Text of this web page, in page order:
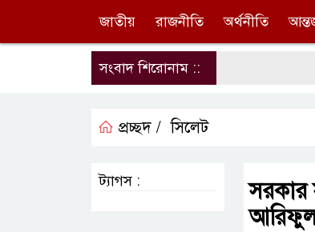
জাতীয় রাজনীতি অর্থনীতি
সংবাদ শিরোনাম ::
প্রচ্ছদ / সিলেট
সরকার
ট্যাগস :